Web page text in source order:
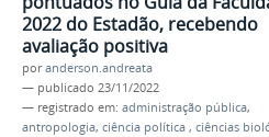
2022 do Estadão, recebendo
avaliação positiva
poranderson.andreata
— publicado 23/11/2022
— registrado em: administração pública,
antropologia, ciência política , ciências